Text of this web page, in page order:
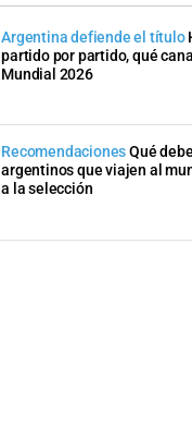
Argentina defiende el título
partido por partido, qué
Mundial 2026
RecomendacionesQué
argentinos que viajen al
a la selección